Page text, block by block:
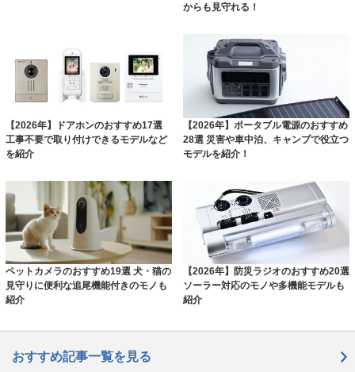
からも見守れる！
【2026年】ドアホンのおすすめ17選
工事不要で取り付けできるモデルなど
を紹介
【2026年】ポータブル電源のおすすめ
28選 災害や車中泊、キャンプで役立つ
モデルを紹介！
ペットカメラのおすすめ19選 犬・猫の
見守りに便利な追尾機能付きのモノも
紹介
【2026年】防災ラジオのおすすめ20選
ソーラー対応のモノや多機能モデルも
紹介
おすすめ記事一覧を見る